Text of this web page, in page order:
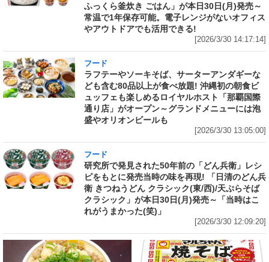
ふっくら釜炊き ごはん」が本日30日(月)発売～
常温で1年保存可能。電子レンジがないオフィス
やアウトドアでも活用できる!
[2026/3/30 14:17:14]
フード
ラフテーやソーキそば、サーターアンダギーな
ども含む80品以上が食べ放題! 沖縄初の朝食ビ
ュッフェも楽しめるロイヤルホスト「那覇国際
通り店」がオープン～グランドメニューには泡
盛やオリオンビールも
[2026/3/30 13:05:00]
フード
研究所で発見された50年前の「どん兵衛」レシ
ピをもとに発売当時の味を再現! 「日清のどん兵
衛 きつねうどん クラシック(東/西)/天ぷらそば
クラシック」が本日30日(月)発売～「当時はこ
れがうまかった(笑)」
[2026/3/30 12:09:20]